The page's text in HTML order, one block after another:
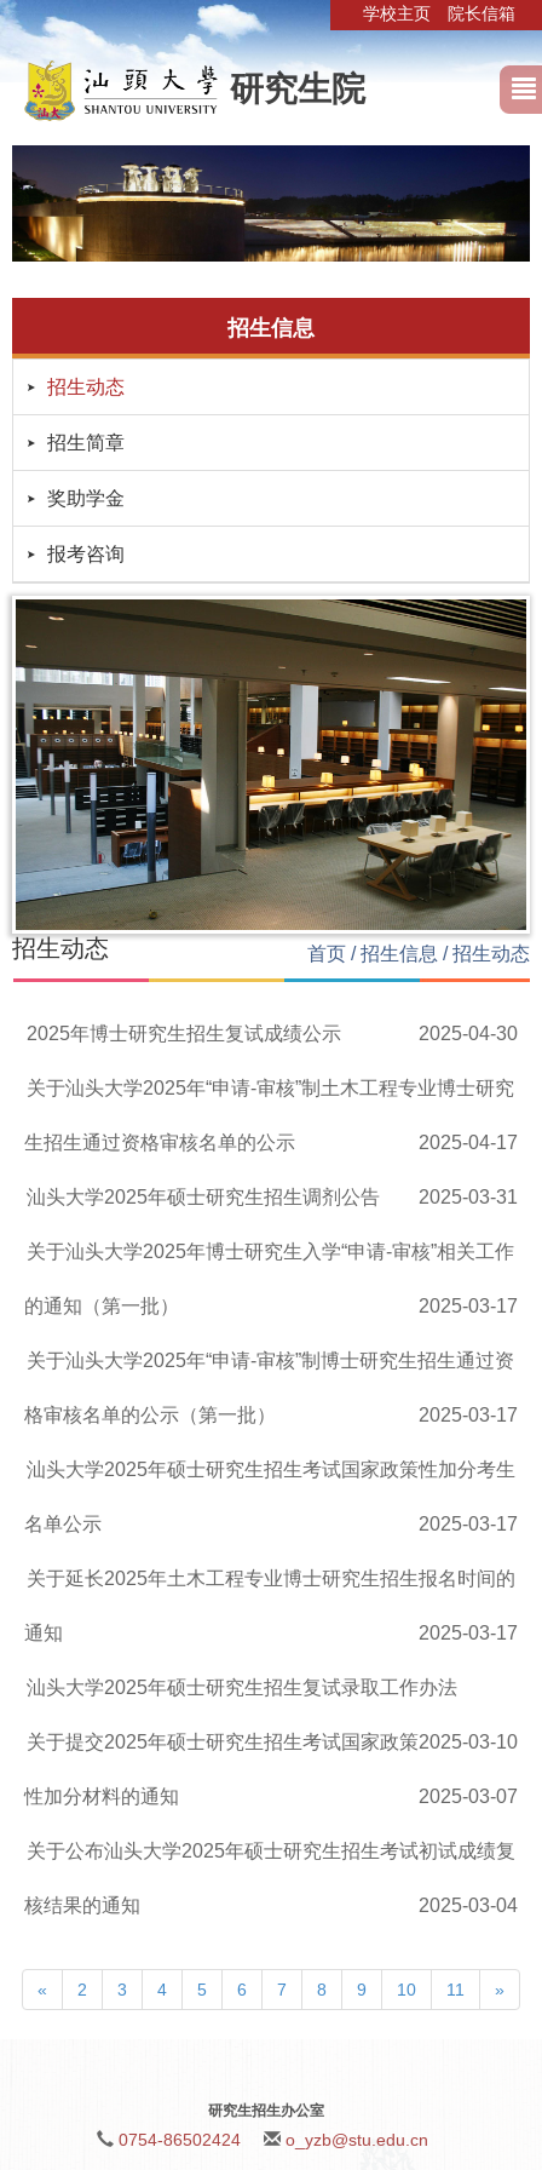
学校主页 院长信箱
研究生院
招生信息
招生动态
招生简章
奖助学金
报考咨询
招生动态 首页 /招生信息 /招生动态
2025年博士研究生招生复试成绩公示 2025-04-30
关于汕头大学2025年“申请-审核”制土木工程专业博士研究
生招生通过资格审核名单的公示 2025-04-17
汕头大学2025年硕士研究生招生调剂公告 2025-03-31
关于汕头大学2025年博士研究生入学“申请-审核”相关工作
的通知（第一批） 2025-03-17
关于汕头大学2025年“申请-审核”制博士研究生招生通过资
格审核名单的公示（第一批） 2025-03-17
汕头大学2025年硕士研究生招生考试国家政策性加分考生
名单公示 2025-03-17
关于延长2025年土木工程专业博士研究生招生报名时间的
通知 2025-03-17
汕头大学2025年硕士研究生招生复试录取工作办法
2025-03-10
关于提交2025年硕士研究生招生考试国家政策
性加分材料的通知 2025-03-07
关于公布汕头大学2025年硕士研究生招生考试初试成绩复
核结果的通知 2025-03-04
« 2 3 4 5 6 7 8 9 10 11 »
研究生招生办公室
0754-86502424 o_yzb@stu.edu.cn